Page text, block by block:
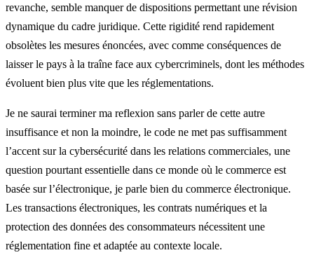
revanche, semble manquer de dispositions permettant une révision
dynamique du cadre juridique. Cette rigidité rend rapidement
obsolètes les mesures énoncées, avec comme conséquences de
laisser le pays à la traîne face aux cybercriminels, dont les méthodes
évoluent bien plus vite que les réglementations.
Je ne saurai terminer ma reflexion sans parler de cette autre
insuffisance et non la moindre, le code ne met pas suffisamment
l’accent sur la cybersécurité dans les relations commerciales, une
question pourtant essentielle dans ce monde où le commerce est
basée sur l’électronique, je parle bien du commerce électronique.
Les transactions électroniques, les contrats numériques et la
protection des données des consommateurs nécessitent une
réglementation fine et adaptée au contexte locale.